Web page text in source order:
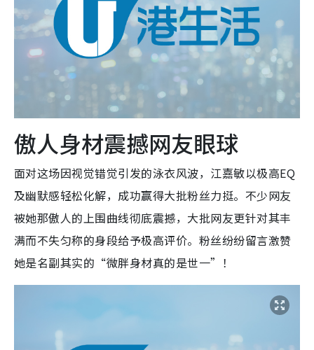
傲人身材震撼网友眼球
面对这场因视觉错觉引发的泳衣风波，江嘉敏以极高EQ
及幽默感轻松化解，成功赢得大批粉丝力挺。不少网友
被她那傲人的上围曲线彻底震撼， 大批网友更针对其丰
满而不失匀称的身段给予极高评价。粉丝纷纷留言激赞
她是名副其实的“微胖身材真的是世一”！